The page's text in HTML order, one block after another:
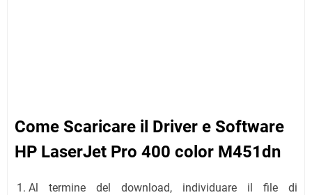
Come Scaricare il Driver e Software
HP LaserJet Pro 400 color M451dn
Al termine del download, individuare il file di